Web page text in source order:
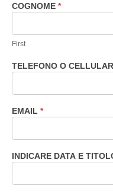
COGNOME *
First
TELEFONO O
EMAIL *
INDICARE DATA E